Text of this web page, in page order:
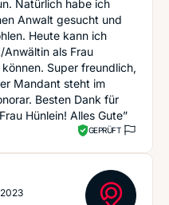
Natürlich habe ich
Anwalt gesucht und
Heute kann ich
Anwältin als Frau
Super freundlich,
Mandant steht im
Besten Dank für
Hünlein! Alles Gute”
GEPRÜFT